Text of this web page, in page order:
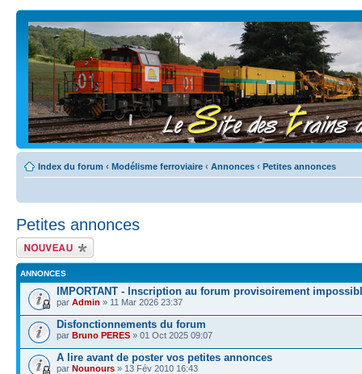
Index du forum ‹ Modélisme ferroviaire ‹ Annonces ‹ Petites annonces
Petites annonces
Écrire un nouveau
sujet
ANNONCES
IMPORTANT - Inscription au forum provisoirement
par Admin » 11 Mar 2026 23:37
Disfonctionnements du forum
par Bruno PERES » 01 Oct 2025 09:07
A lire avant de poster vos petites annonces
par Nounours » 13 Fév 2010 16:43